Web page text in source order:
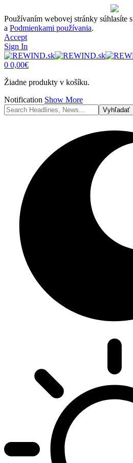
Používaním webovej stránky súhlasíte s
a Podmienkami používania.
Accept
Sign In
0 0,00€
Žiadne produkty v košíku.
Notification Show More